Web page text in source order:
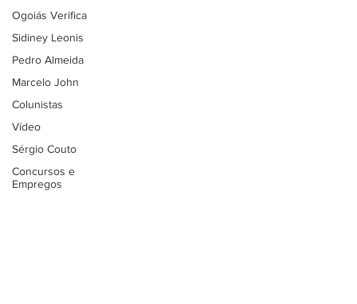
Ogoiás Verifica
Sidiney Leonis
Pedro Almeida
Marcelo John
Colunistas
Vídeo
Sérgio Couto
Concursos e
Empregos